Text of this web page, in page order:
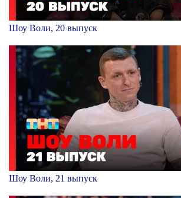
Шоу Воли, 20 выпуск
Шоу Воли, 21 выпуск